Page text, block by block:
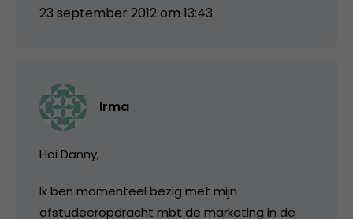
23 september 2012 om 13:43
Irma
Hoi Danny,
Ik ben momenteel bezig met mijn
afstudeeropdracht mbt de marketing in de